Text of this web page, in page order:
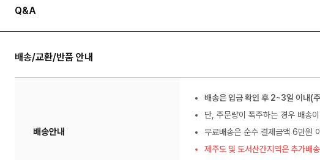
Q&A
배송/교환/반품 안내
배송안내
배송은 입금 확인 후 2~3일 이내(
단, 주문량이 폭주하는 경우 배송
무료배송은 순수 결제금액 6만원
제주도 및 도서산간지역은 추가배